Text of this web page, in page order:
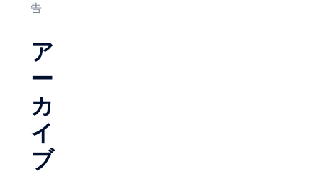
告
ア
ー
カ
イ
ブ